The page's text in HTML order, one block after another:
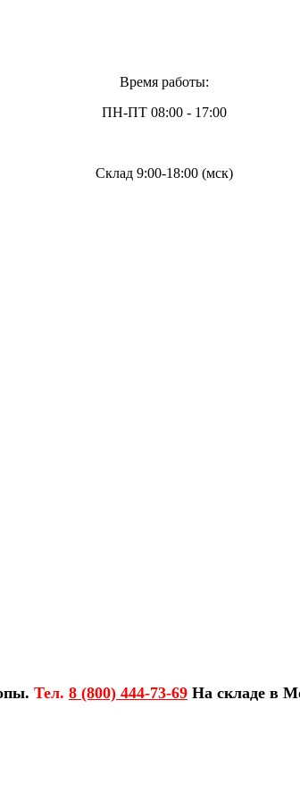
Время работы:
ПН-ПТ 08:00 - 17:00
Склад 9:00-18:00 (мск)
Тел. 8 (800) 444-73-69 На складе в